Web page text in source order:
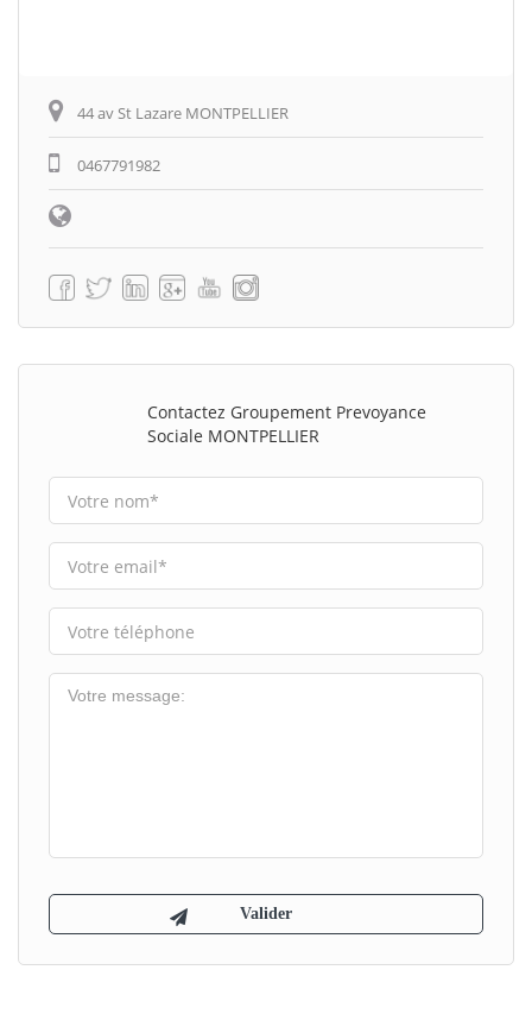
44 av St Lazare MONTPELLIER
0467791982
Contactez Groupement Prevoyance
Sociale MONTPELLIER